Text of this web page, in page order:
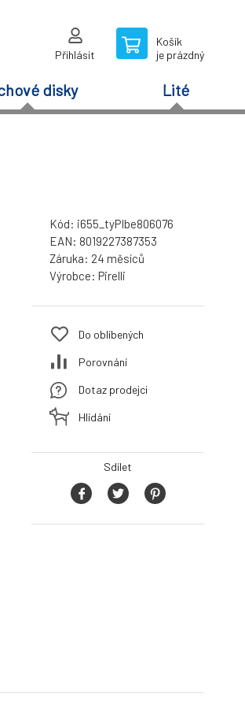
Přihlásit
Košík
je prázdný
disky Lité
Kód: i655_tyPIbe806076
EAN: 8019227387353
Záruka: 24 měsíců
Výrobce: Pirelli
Do oblíbených
Porovnání
Dotaz prodejci
Hlídání
Sdílet